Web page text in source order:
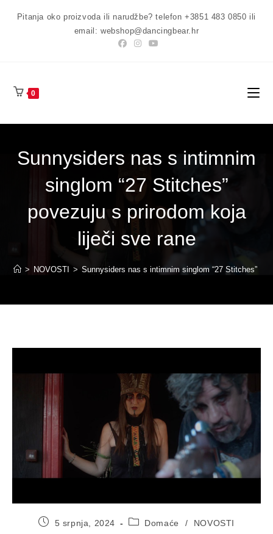
Pitanja oko proizvoda ili narudžbe? telefon +3851 483 0850 ili
email: webshop@dancingbear.hr
0
Sunnysiders nas s intimnim
singlom “27 Stitches”
povezuju s prirodom koja
liječi sve rane
> NOVOSTI > Sunnysiders nas s intimnim singlom “27 Stitches”
Objava5 srpnja, 2024
Kategorija
Domaće / NOVOSTI